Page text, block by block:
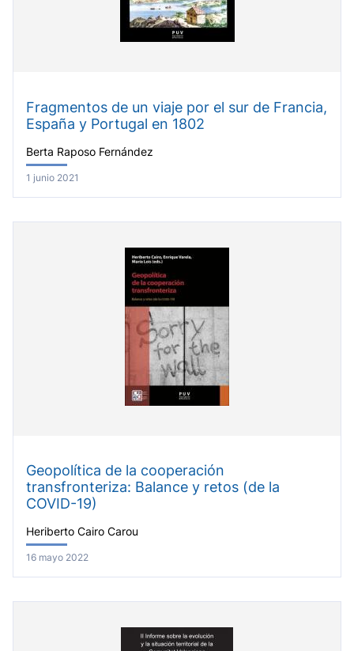
Fragmentos de un viaje por el sur de Francia,
España y Portugal en 1802
Berta Raposo Fernández
1 junio 2021
Geopolítica de la cooperación
transfronteriza: Balance y retos (de la
COVID-19)
Heriberto Cairo Carou
16 mayo 2022